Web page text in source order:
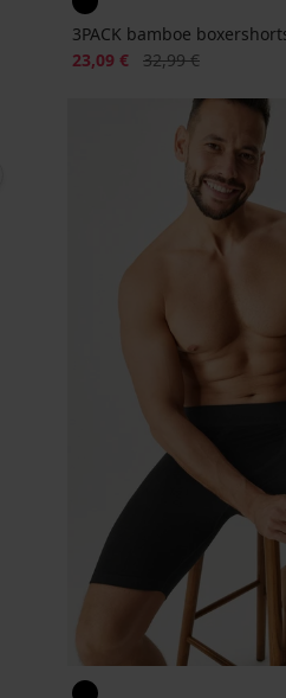
3PACK bamboe
Korting
23,09 € Oorspronkelijke prijs
32,99 €